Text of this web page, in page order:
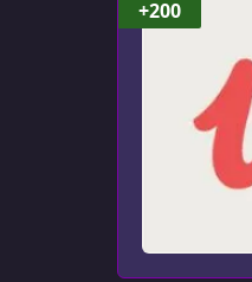
+200